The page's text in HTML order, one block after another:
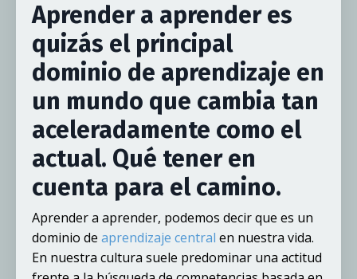
Aprender a aprender es
quizás el principal
dominio de aprendizaje en
un mundo que cambia tan
aceleradamente como el
actual. Qué tener en
cuenta para el camino.
Aprender a aprender, podemos decir que es un
dominio de aprendizaje central en nuestra vida.
En nuestra cultura suele predominar una actitud